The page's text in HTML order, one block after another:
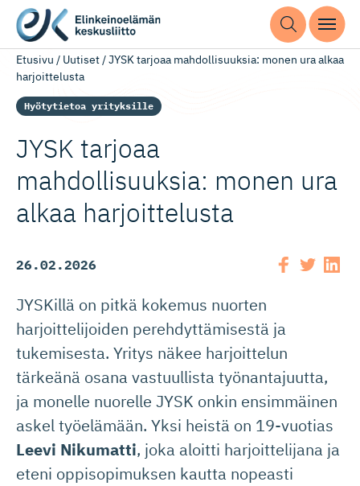
Etusivu / Uutiset/JYSK tarjoaa mahdollisuuksia: monen ura alkaa
harjoittelusta
Hyötytietoa yrityksille
JYSK tarjoaa
mahdollisuuksia: monen ura
alkaa harjoittelusta
26.02.2026
JYSKillä on pitkä kokemus nuorten
harjoittelijoiden perehdyttämisestä ja
tukemisesta. Yritys näkee harjoittelun
tärkeänä osana vastuullista työnantajuutta,
ja monelle nuorelle JYSK onkin ensimmäinen
askel työelämään. Yksi heistä on 19-vuotias
Leevi Nikumatti, joka aloitti harjoittelijana ja
eteni oppisopimuksen kautta nopeasti